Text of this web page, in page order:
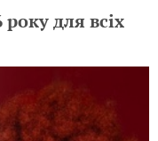
для всіх